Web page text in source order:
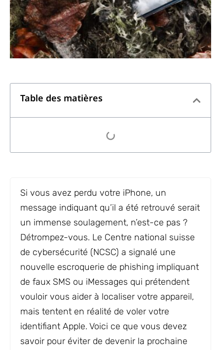
Table des matières
Si vous avez perdu votre iPhone, un
message indiquant qu’il a été retrouvé serait
un immense soulagement, n’est-ce pas ?
Détrompez-vous. Le Centre national suisse
de cybersécurité (NCSC) a signalé une
nouvelle escroquerie de phishing impliquant
de faux SMS ou iMessages qui prétendent
vouloir vous aider à localiser votre appareil,
mais tentent en réalité de voler votre
identifiant Apple. Voici ce que vous devez
savoir pour éviter de devenir la prochaine